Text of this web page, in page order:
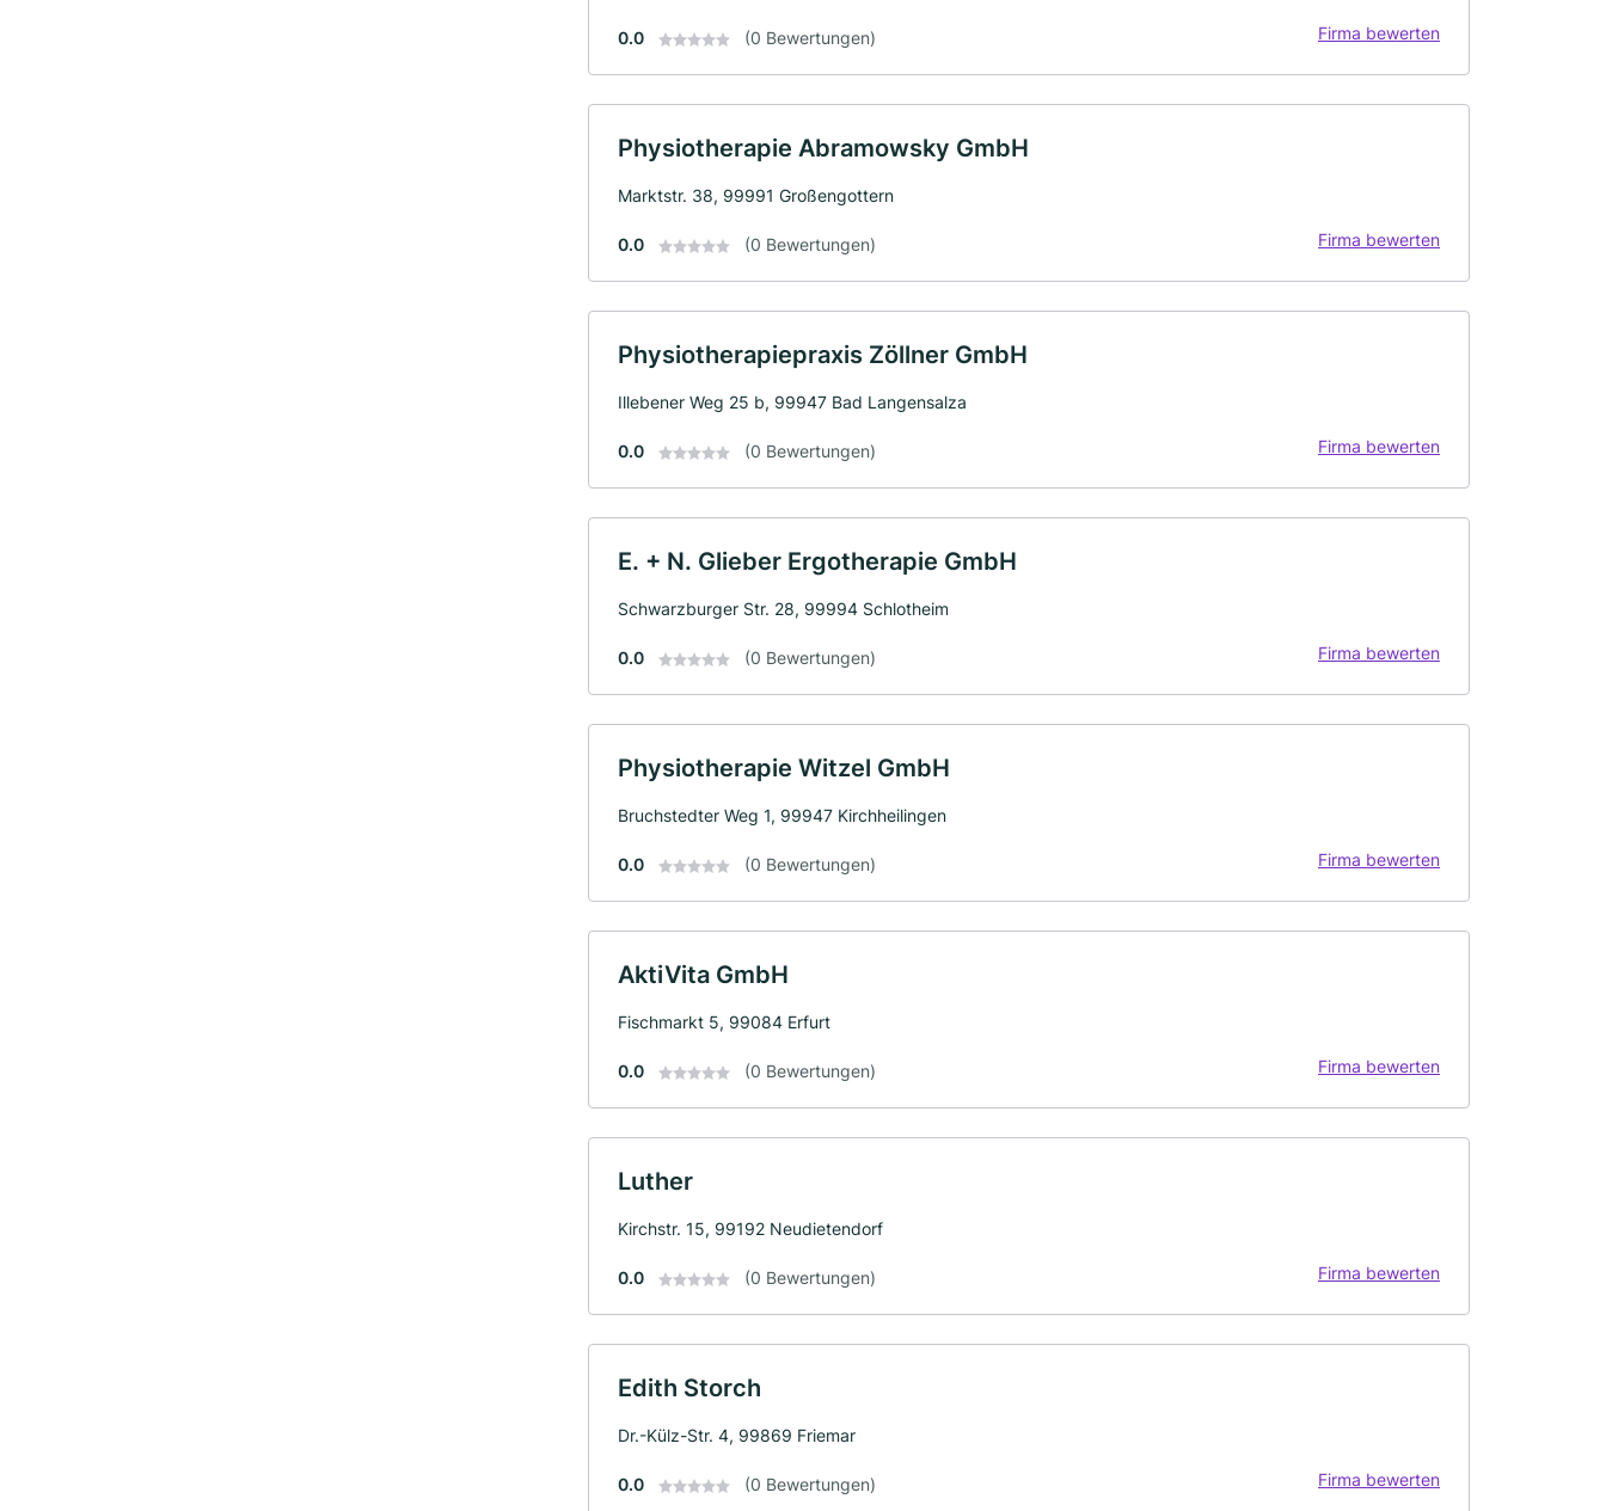
0.0 (0 Bewertungen) Firma bewerten
Physiotherapie Abramowsky GmbH
Marktstr. 38, 99991 Großengottern
0.0 (0 Bewertungen) Firma bewerten
Physiotherapiepraxis Zöllner GmbH
Illebener Weg 25 b, 99947 Bad Langensalza
0.0 (0 Bewertungen) Firma bewerten
E. + N. Glieber Ergotherapie GmbH
Schwarzburger Str. 28, 99994 Schlotheim
0.0 (0 Bewertungen) Firma bewerten
Physiotherapie Witzel GmbH
Bruchstedter Weg 1, 99947 Kirchheilingen
0.0 (0 Bewertungen) Firma bewerten
AktiVita GmbH
Fischmarkt 5, 99084 Erfurt
0.0 (0 Bewertungen) Firma bewerten
Luther
Kirchstr. 15, 99192 Neudietendorf
0.0 (0 Bewertungen) Firma bewerten
Edith Storch
Dr.-Külz-Str. 4, 99869 Friemar
0.0 (0 Bewertungen) Firma bewerten